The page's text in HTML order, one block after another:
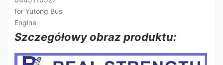
Szczegółowy obraz produktu: